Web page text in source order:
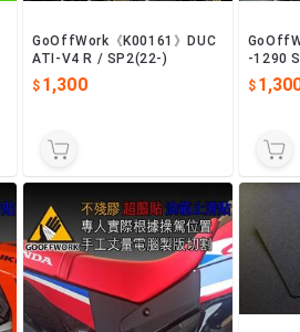
GoOffWork《K00161》DUC
ATI-V4 R / SP2(22-)
1,300
-1290